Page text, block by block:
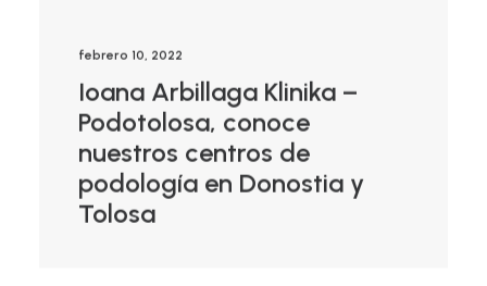
febrero 10, 2022
Ioana Arbillaga Klinika –
Podotolosa, conoce
nuestros centros de
podología en Donostia y
Tolosa